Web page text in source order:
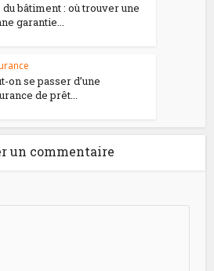
du bâtiment : où trouver une
garantie...
on se passer d’une
de prêt...
un commentaire